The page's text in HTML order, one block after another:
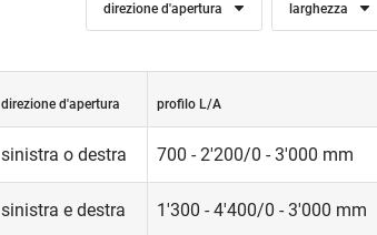
direzione d'apertura larghezza
direzione d'apertura profilo L/A
sinistra o destra 700 - 2'200/0 - 3'000 mm
sinistra e destra 1'300 - 4'400/0 - 3'000 mm